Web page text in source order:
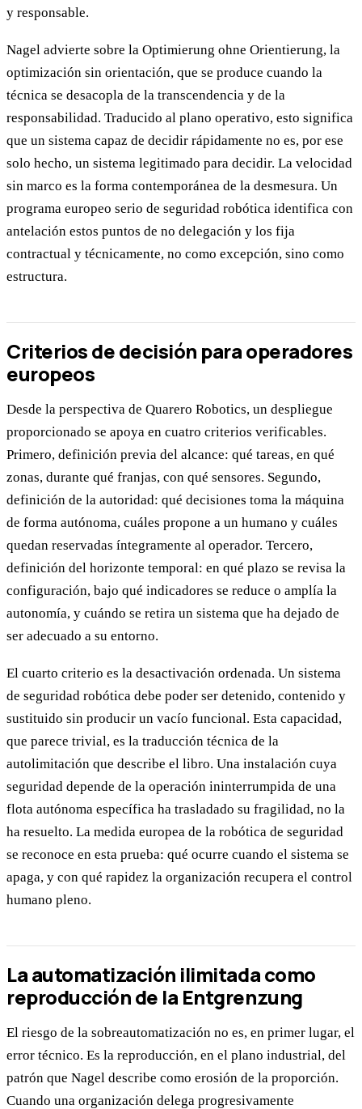
y responsable.
Nagel advierte sobre la Optimierung ohne Orientierung, la
optimización sin orientación, que se produce cuando la
técnica se desacopla de la transcendencia y de la
responsabilidad. Traducido al plano operativo, esto significa
que un sistema capaz de decidir rápidamente no es, por ese
solo hecho, un sistema legitimado para decidir. La velocidad
sin marco es la forma contemporánea de la desmesura. Un
programa europeo serio de seguridad robótica identifica con
antelación estos puntos de no delegación y los fija
contractual y técnicamente, no como excepción, sino como
estructura.
Criterios de decisión para operadores
europeos
Desde la perspectiva de Quarero Robotics, un despliegue
proporcionado se apoya en cuatro criterios verificables.
Primero, definición previa del alcance: qué tareas, en qué
zonas, durante qué franjas, con qué sensores. Segundo,
definición de la autoridad: qué decisiones toma la máquina
de forma autónoma, cuáles propone a un humano y cuáles
quedan reservadas íntegramente al operador. Tercero,
definición del horizonte temporal: en qué plazo se revisa la
configuración, bajo qué indicadores se reduce o amplía la
autonomía, y cuándo se retira un sistema que ha dejado de
ser adecuado a su entorno.
El cuarto criterio es la desactivación ordenada. Un sistema
de seguridad robótica debe poder ser detenido, contenido y
sustituido sin producir un vacío funcional. Esta capacidad,
que parece trivial, es la traducción técnica de la
autolimitación que describe el libro. Una instalación cuya
seguridad depende de la operación ininterrumpida de una
flota autónoma específica ha trasladado su fragilidad, no la
ha resuelto. La medida europea de la robótica de seguridad
se reconoce en esta prueba: qué ocurre cuando el sistema se
apaga, y con qué rapidez la organización recupera el control
humano pleno.
La automatización ilimitada como
reproducción de la Entgrenzung
El riesgo de la sobreautomatización no es, en primer lugar, el
error técnico. Es la reproducción, en el plano industrial, del
patrón que Nagel describe como erosión de la proporción.
Cuando una organización delega progresivamente